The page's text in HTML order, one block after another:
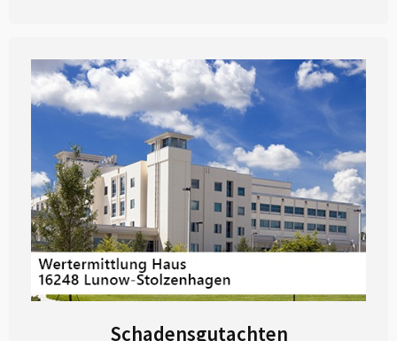
Schadensgutachten